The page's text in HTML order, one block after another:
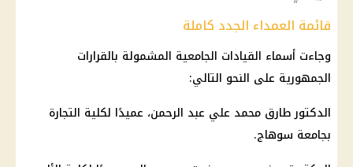
قائمة العمداء الجدد كاملة
وجاءت أسماء القيادات الجامعية المشمولة بالقرارات
الجمهورية على النحو التالي:
الدكتور طارق محمد علي عبد الرحمن، عميدًا لكلية التجارة
بجامعة سوهاج.